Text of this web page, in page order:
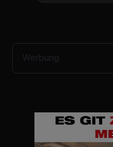
Werbung